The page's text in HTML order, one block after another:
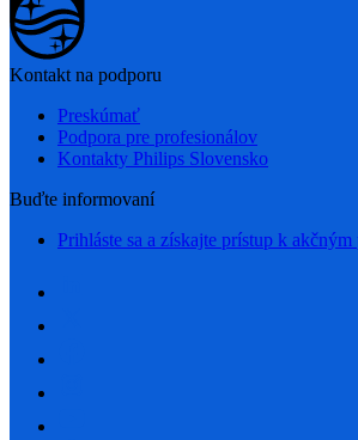
Kontakt na podporu
Preskúmať
Podpora pre profesionálov
Kontakty Philips Slovensko
Buďte informovaní
Prihláste sa a získajte prístup k